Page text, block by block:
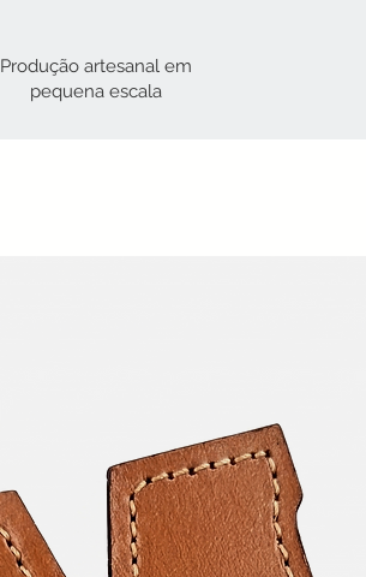
Produção artesanal em
pequena escala